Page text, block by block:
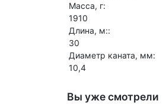
Масса, г:
1910
Длина, м::
30
Диаметр каната, мм:
10,4
Вы уже смотрели